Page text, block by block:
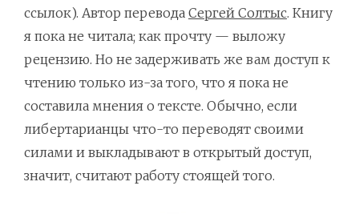
ссылок). Автор перевода Сергей Солтыс. Книгу
я пока не читала; как прочту — выложу
рецензию. Но не задерживать же вам доступ к
чтению только из-за того, что я пока не
составила мнения о тексте. Обычно, если
либертарианцы что-то переводят своими
силами и выкладывают в открытый доступ,
значит, считают работу стоящей того.